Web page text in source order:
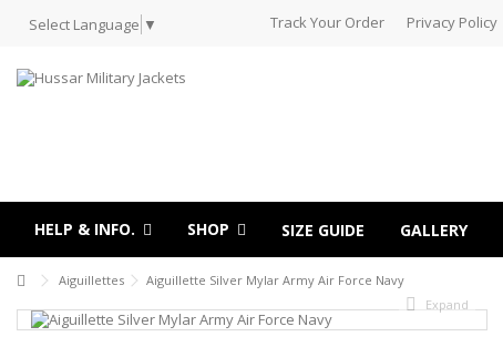
Select Language ▼ Track Your Order Privacy Policy
HELP & INFO. SHOP SIZE GUIDE GALLERY
Aiguillettes
Aiguillette Silver Mylar Army Air Force Navy
Expand